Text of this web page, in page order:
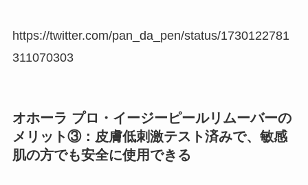
https://twitter.com/pan_da_pen/status/1730122781
311070303
オホーラ プロ・イージーピールリムーバーの
メリット③：皮膚低刺激テスト済みで、敏感
肌の方でも安全に使用できる